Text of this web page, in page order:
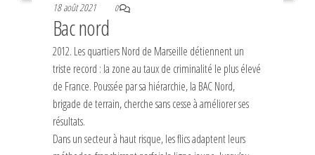
18 août 2021
0
Bac nord
2012. Les quartiers Nord de Marseille détiennent un
triste record : la zone au taux de criminalité le plus élevé
de France. Poussée par sa hiérarchie, la BAC Nord,
brigade de terrain, cherche sans cesse à améliorer ses
résultats.
Dans un secteur à haut risque, les flics adaptent leurs